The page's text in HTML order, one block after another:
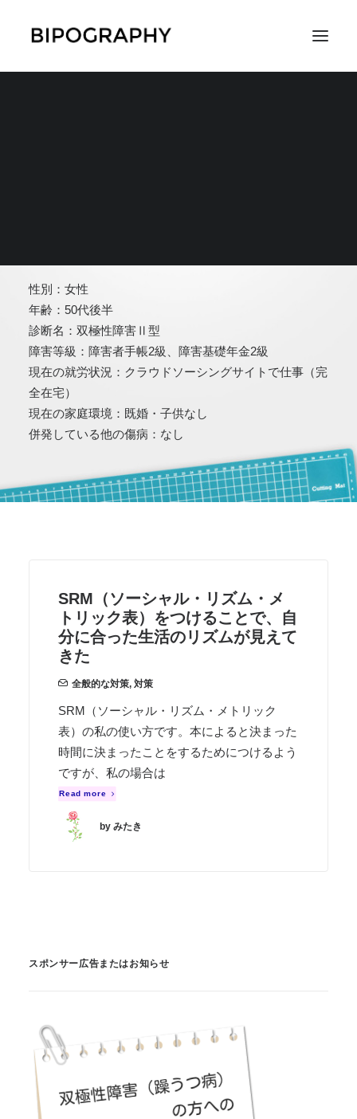
性別：女性
年齢：50代後半
診断名：双極性障害Ⅱ型
障害等級：障害者手帳2級、障害基礎年金2級
現在の就労状況：クラウドソーシングサイトで仕事（完
全在宅）
現在の家庭環境：既婚・子供なし
併発している他の傷病：なし
SRM（ソーシャル・リズム・メ
トリック表）をつけることで、自
分に合った生活のリズムが見えて
きた
全般的な対策, 対策
SRM（ソーシャル・リズム・メトリック
表）の私の使い方です。本によると決まった
時間に決まったことをするためにつけるよう
ですが、私の場合は
Read more
by みたき
スポンサー広告またはお知らせ